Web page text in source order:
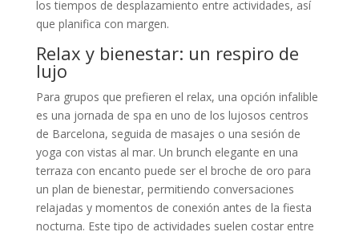
los tiempos de desplazamiento entre actividades, así
que planifica con margen.
Relax y bienestar: un respiro de
lujo
Para grupos que prefieren el relax, una opción infalible
es una jornada de spa en uno de los lujosos centros
de Barcelona, seguida de masajes o una sesión de
yoga con vistas al mar. Un brunch elegante en una
terraza con encanto puede ser el broche de oro para
un plan de bienestar, permitiendo conversaciones
relajadas y momentos de conexión antes de la fiesta
nocturna. Este tipo de actividades suelen costar entre